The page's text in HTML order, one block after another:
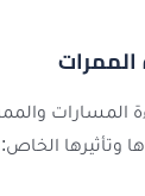
الممرات
المسارات
وتأثيرها الخاص: